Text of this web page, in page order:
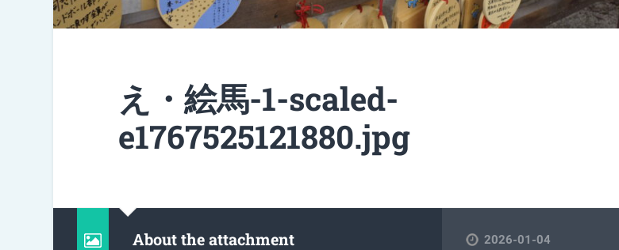
え・絵馬-1-scaled-
e1767525121880.jpg
About the attachment
2026-01-04